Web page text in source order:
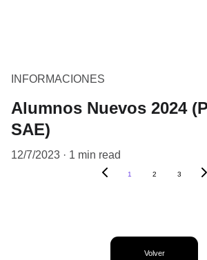
INFORMACIONES
Alumnos Nuevos 2024
SAE)
12/7/2023 1 min read
1 2 3
Volver